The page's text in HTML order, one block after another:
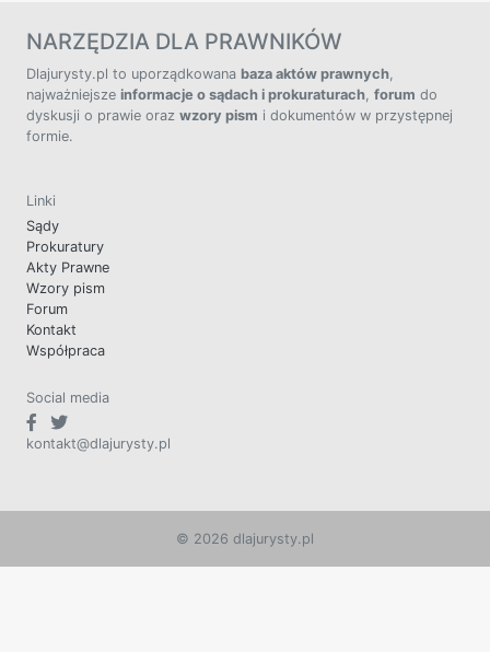
NARZĘDZIA DLA PRAWNIKÓW
Dlajurysty.pl to uporządkowana baza aktów prawnych,
najważniejsze informacje o sądach i prokuraturach, forum do
dyskusji o prawie oraz wzory pism i dokumentów w przystępnej
formie.
Linki
Sądy
Prokuratury
Akty Prawne
Wzory pism
Forum
Kontakt
Współpraca
Social media
kontakt@dlajurysty.pl
© 2026 dlajurysty.pl